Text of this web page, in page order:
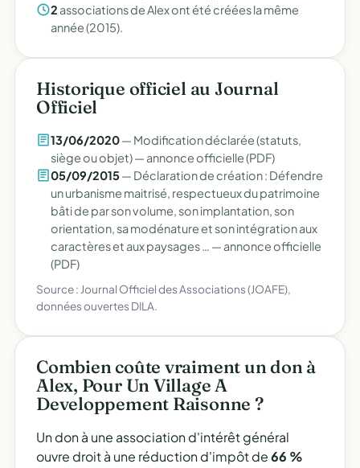
2 associations de Alex ont été créées la même
année (2015).
Historique officiel au Journal
Officiel
13/06/2020— Modification déclarée (statuts,
siège ou objet) — annonce officielle (PDF)
05/09/2015— Déclaration de création : Défendre
un urbanisme maitrisé, respectueux du patrimoine
bâti de par son volume, son implantation, son
orientation, sa modénature et son intégration aux
caractères et aux paysages … — annonce officielle
(PDF)
Source : Journal Officiel des Associations (JOAFE),
données ouvertes DILA.
Combien coûte vraiment un don à
Alex, Pour Un Village A
Developpement Raisonne ?
Un don à une association d'intérêt général
ouvre droit à une réduction d'impôt de66 %